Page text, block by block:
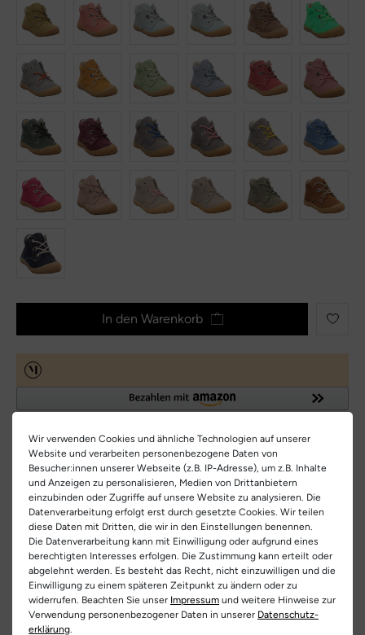
In den Warenkorb
Sofort versandfertig, Lieferfrist 1-3 Tage
Beschreibung
Entdecke den Ricosta Pepino Cory Lauflern-Schnürschuh in milk
– ein zuverlässiger Begleiter für jede Bewegung. Eine
Naturkautschuk-Sohle bietet federnde Dämpfung und sicheren
Informationen zum Artikel
Hersteller-Nr.: 50 1200102/830
Herstellerinformationen
Wir verwenden Cookies und ähnliche Technologien auf unserer
Website und verarbeiten personenbezogene Daten von
Besucher:innen unserer Webseite (z.B. IP-Adresse), um z.B. Inhalte
und Anzeigen zu personalisieren, Medien von Drittanbietern
einzubinden oder Zugriffe auf unsere Website zu analysieren. Die
Datenverarbeitung erfolgt erst durch gesetzte Cookies. Wir teilen
diese Daten mit Dritten, die wir in den Einstellungen benennen.
Die Datenverarbeitung kann mit Einwilligung oder aufgrund eines
berechtigten Interesses erfolgen. Die Zustimmung kann erteilt oder
abgelehnt werden. Es besteht das Recht, nicht einzuwilligen und die
Einwilligung zu einem späteren Zeitpunkt zu ändern oder zu
widerrufen. Beachten Sie unser Impressum und weitere Hinweise zur
Verwendung personenbezogener Daten in unserer Daten­schutz­
erklärung.